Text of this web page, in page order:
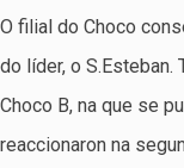
O filial do Choco
do líder, o S.Esteban.
Choco B, na que se
reaccionaron na